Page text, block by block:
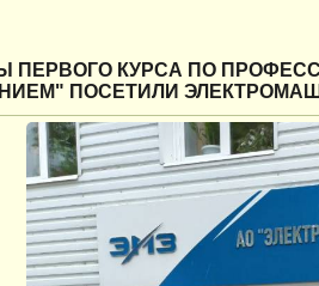
ПЕРВОГО КУРСА ПО
ПОСЕТИЛИ